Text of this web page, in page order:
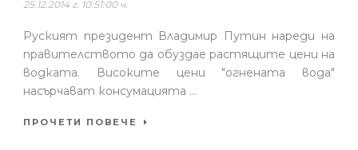
25.12.2014 г. 10:51:00 ч.
Руският президент Владимир Путин нареди на
правителството да обуздае растящите цени на
водката. Високите цени "огнената вода"
насърчават консумацията ...
ПРОЧЕТИ ПОВЕЧЕ